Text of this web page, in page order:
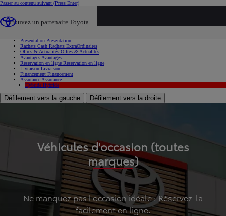
Passer au contenu suivant (Press Enter)
Trouvez un partenaire Toyota
Présentation Présentation
Rachats Cash Rachats ExtraOrdinaires
Offres & Actualités Offres & Actualités
Avantages Avantages
Réservation en ligne Réservation en ligne
Livraison Livraison
Financement Financement
Assurance Assurance
Hybride Hybride
Défilement vers la gauche Défilement vers la droite
Véhicules d'occasion (toutes
marques)
Ne manquez pas l'occasion idéale : Réservez-la
facilement en ligne.